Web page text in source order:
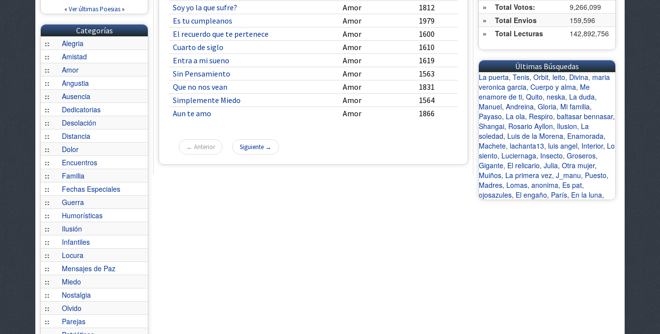
« Ver últimas Poesias»
Categorías
::
Alegria
::
Amistad
::
Amor
::
Angustia
::
Ausencia
::
Dedicatorias
::
Desolación
::
Distancia
::
Dolor
::
Encuentros
::
Familia
::
Fechas Especiales
::
Guerra
::
Humorísticas
::
Ilusión
::
Infantiles
::
Locura
::
Mensajes de Paz
::
Miedo
::
Nostalgia
::
Olvido
::
Parejas
Soy yo la que sufre?
Amor
1812
Es tu cumpleanos
Amor
1979
El recuerdo que te pertenece
Amor
1600
Cuarto de siglo
Amor
1610
Entra a mi sueno
Amor
1619
Sin Pensamiento
Amor
1563
Que no nos vean
Amor
1831
Simplemente Miedo
Amor
1564
Aun te amo
Amor 1866
← Anterior Siguiente →
»
Total Votos:
9,266,099
»
Total Envios
159,596
»
Total Lecturas 142,892,756
Últimas Búsquedas
La puerta, Tenis, Orbit, leito, Divina, maria
veronica garcia, Cuerpo y alma, Me
enamore de ti, Quito, neska, La duda,
Manuel, Andreina, Gloria, Mi familia,
Payaso, La ola, Respiro, baltasar bennasar,
Shangai, Rosario Ayllon, Ilusion, La
soledad, Luis de la Morena, Enamorada,
Machete, lachanta13, luis angel, Interior, Lo
siento, Luciernaga, Insecto, Groseros,
Gigante, El relicario, Julia, Otra mujer,
Muiños, La primera vez, J_manu, Puesto,
Madres, Lomas, anonima, Es pat,
ojosazules, El engaño, París, En la luna,